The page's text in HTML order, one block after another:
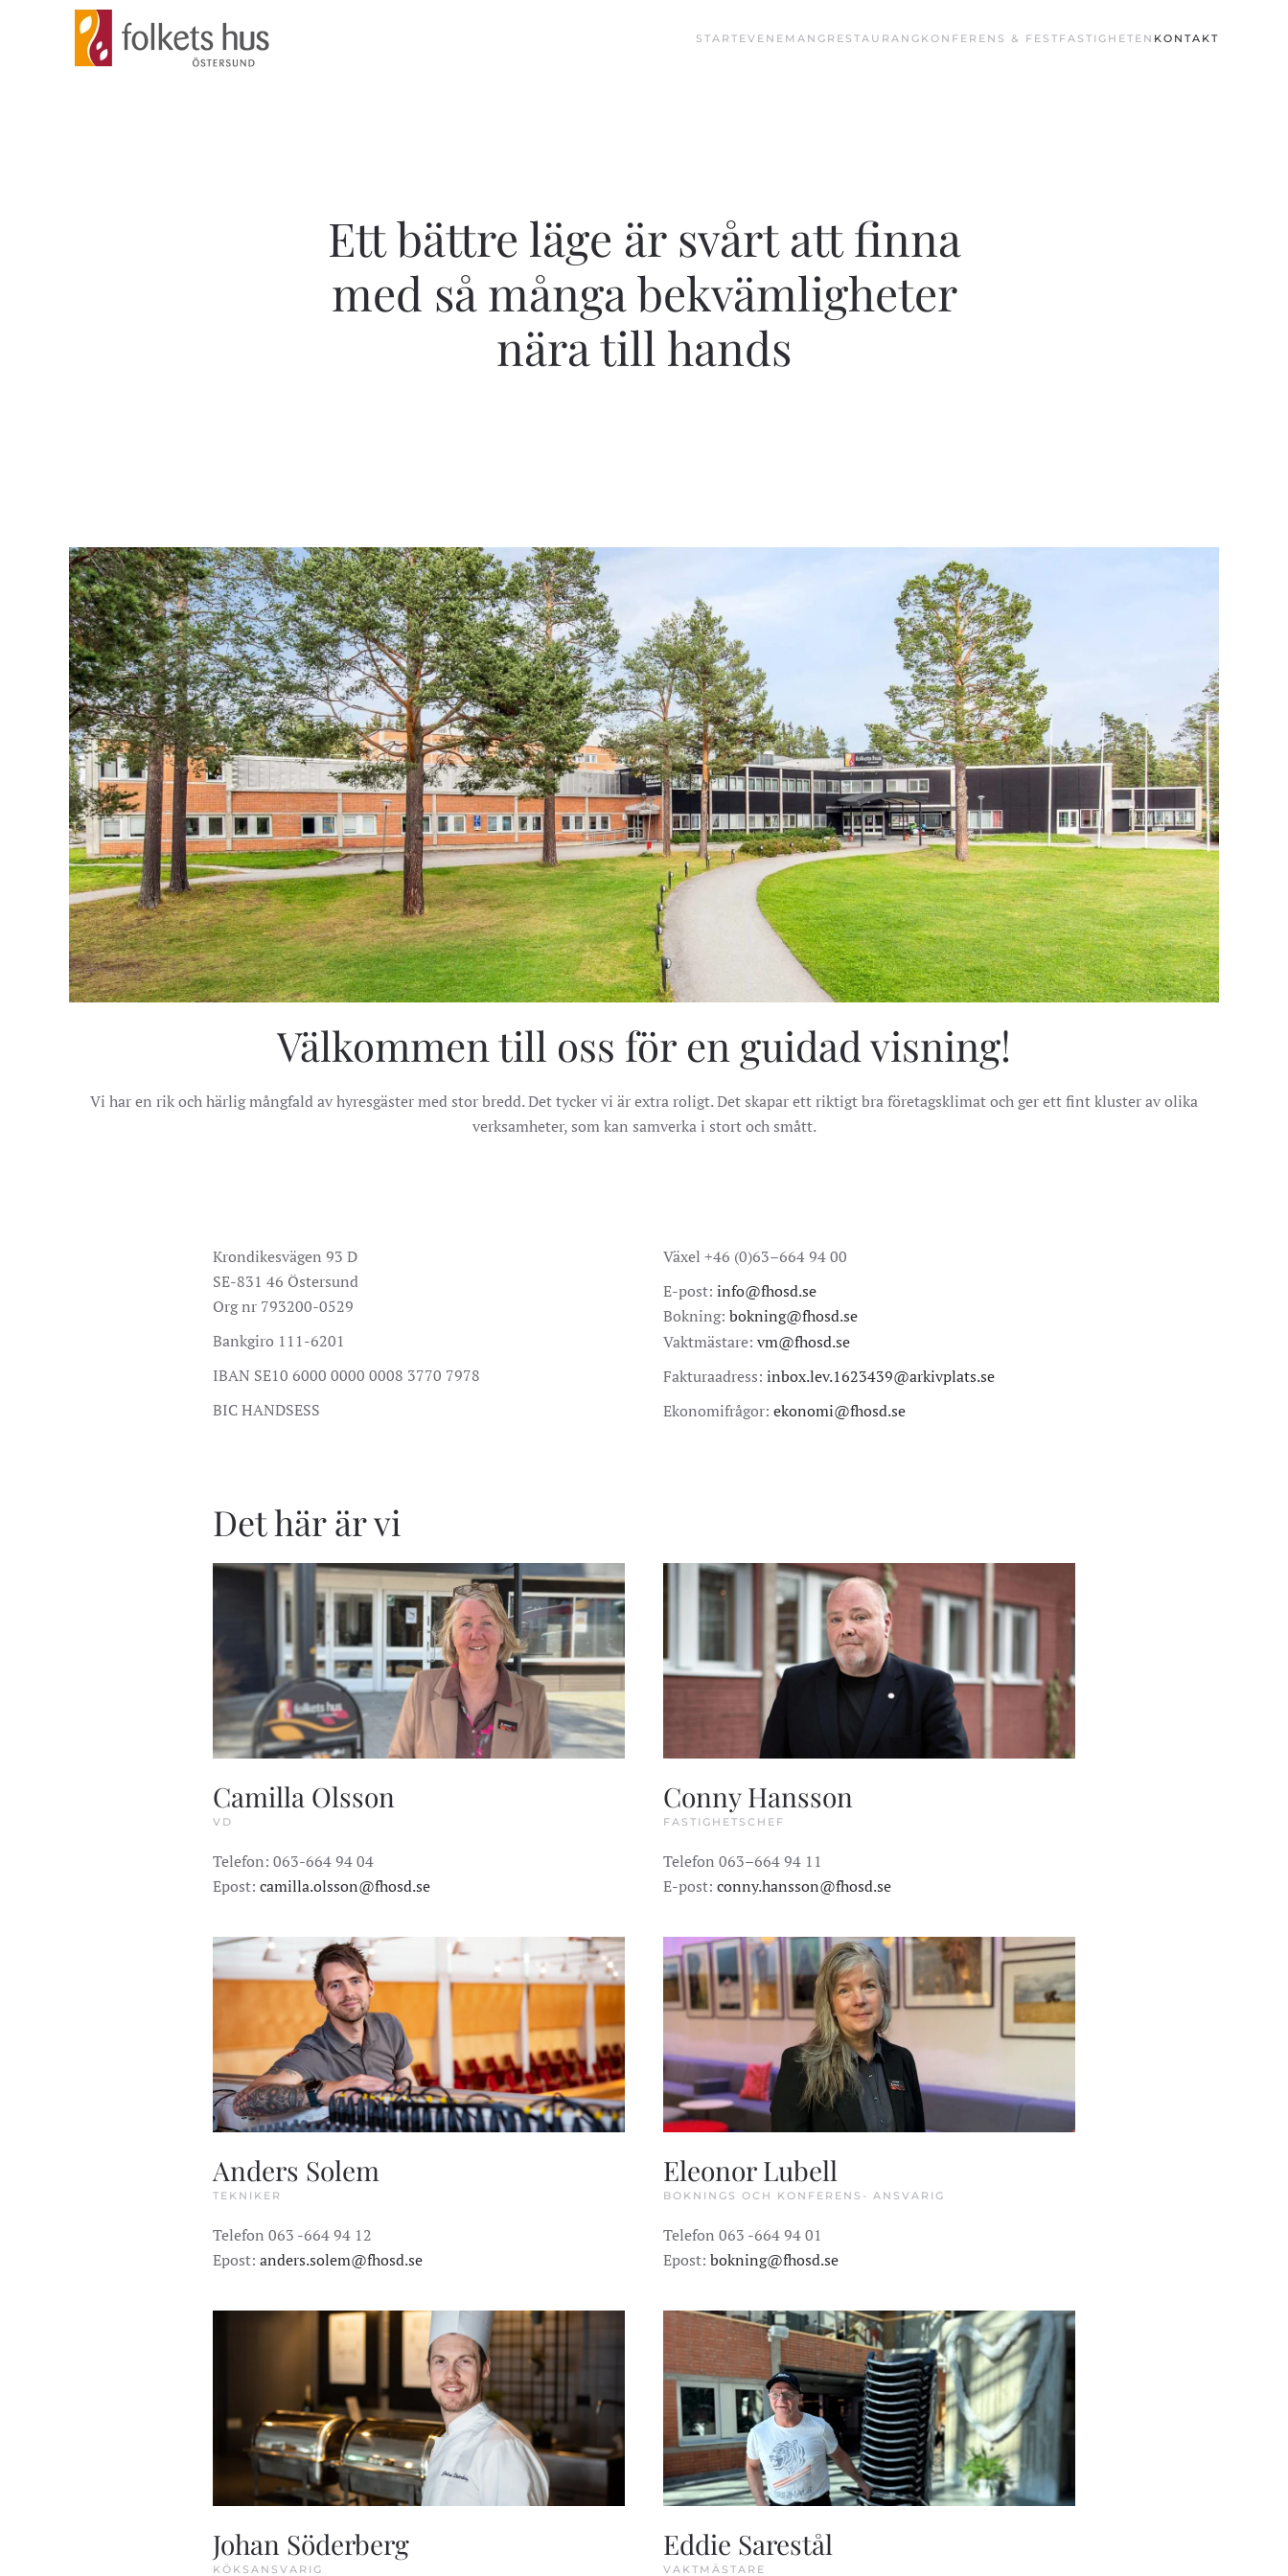
Skip to main content START EVENEMANG RESTAURANG KONFERENS & FEST FASTIGHETEN KONTAKT
Ett bättre läge är svårt att finna
med så många bekvämligheter
nära till hands
Välkommen till oss för en guidad visning!
Vi har en rik och härlig mångfald av hyresgäster med stor bredd. Det tycker vi är extra roligt. Det skapar ett riktigt bra företagsklimat och ger ett fint kluster av olika
verksamheter, som kan samverka i stort och smått.
Krondikesvägen 93 D
SE-831 46 Östersund
Org nr 793200-0529
Bankgiro 111-6201
IBAN SE10 6000 0000 0008 3770 7978
BIC HANDSESS
Växel +46 (0)63–664 94 00
E-post: info@fhosd.se
Bokning: bokning@fhosd.se
Vaktmästare: vm@fhosd.se
Fakturaadress: inbox.lev.1623439@arkivplats.se
Ekonomifrågor: ekonomi@fhosd.se
Det här är vi
Camilla Olsson
VD
Telefon: 063-664 94 04
Epost: camilla.olsson@fhosd.se
Conny Hansson
FASTIGHETSCHEF
Telefon 063–664 94 11
E-post: conny.hansson@fhosd.se
Anders Solem
TEKNIKER
Telefon 063 -664 94 12
Epost: anders.solem@fhosd.se
Eleonor Lubell
BOKNINGS OCH KONFERENS- ANSVARIG
Telefon 063 -664 94 01
Epost: bokning@fhosd.se
Johan Söderberg
KÖKSANSVARIG
Eddie Sarestål
VAKTMÄSTARE